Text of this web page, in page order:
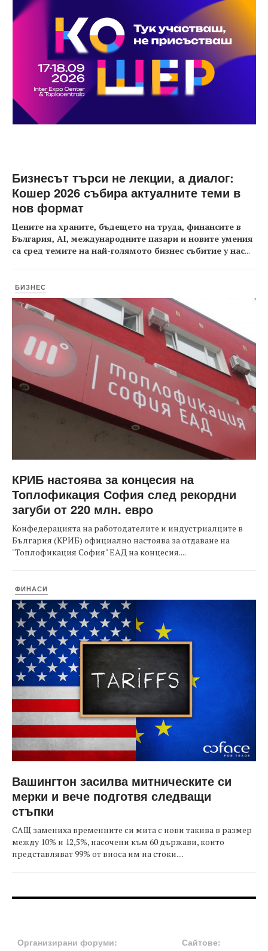
Бизнесът търси не лекции, а диалог:
Кошер 2026 събира актуалните теми в
нов формат
Цените на храните, бъдещето на труда, финансите в
България, AI, международните пазари и новите умения
са сред темите на най-голямото бизнес събитие у нас...
БИЗНЕС
КРИБ настоява за концесия на
Топлофикация София след рекордни
загуби от 220 млн. евро
Конфедерацията на работодателите и индустриалците в
България (КРИБ) официално настоява за отдаване на
"Топлофикация София" ЕАД на концесия....
ФИНАСИ
Вашингтон засилва митническите си
мерки и вече подготвя следващи
стъпки
САЩ замениха временните си мита с нови такива в размер
между 10% и 12,5%, насочени към 60 държави, които
представляват 99% от вноса им на стоки....
Организирани форуми: Сайтове: